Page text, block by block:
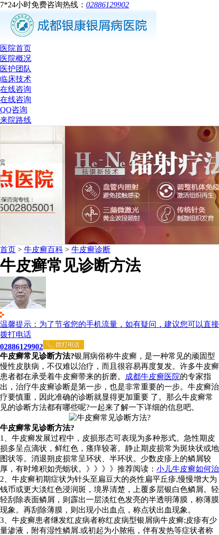
7*24小时免费咨询热线： 02886129902
医院首页
医院概况
医护团队
临床技术
在线咨询
在线咨询
QQ咨询
来院路线
首页 > 牛皮癣百科 > 牛皮癣诊断
牛皮癣常见诊断方法
温馨提示：为了节省您的手机流量，如有疑问，建议您可以直接
拨打电话
02886129902
牛皮癣常见诊断方法?银屑病俗称牛皮癣，是一种常见的顽固型
慢性皮肤病，不仅难以治疗，而且很容易再度复发。许多牛皮癣
患者都在承受着牛皮癣带来的折磨。
成都牛皮癣医院的专家指
出，治疗牛皮癣诊断是第一步，也是非常重要的一步。牛皮癣治
疗要慎重，因此准确的诊断就显得更加重要 了。那么牛皮癣常
见的诊断方法都有哪些呢?一起来了解一下详细的信息吧。
牛皮癣常见诊断方法?
1、牛皮癣发展过程中，皮损形态可表现为多种形式。急性期皮
损多呈点滴状，鲜红色，瘙痒较著。静止期皮损常为斑块状或地
图状等。消退朔皮损常呈环状、半环状。少数皮疹上的鳞屑较
厚，有时堆积如壳蛎状。》》》》推荐阅读： 小儿牛皮癣如何治
2、牛皮癣初期症状为针头至扁豆大的炎性扁平丘疹,慢慢增大为
钱币或更大淡红色浸润斑，境界清楚，上覆多层银白色鳞屑。轻
轻刮除表面鳞屑，则霹出一层淡红色发亮的半透明薄膜，称薄膜
现象。再刮除薄膜，则出现小出血点，称点状出血现象。
3、牛皮癣患者继发红皮病者称红皮病型银屑病牛皮癣;皮疹有少
量渗液，附有湿性鳞屑.或初起为小脓疱，伴有发热等症状者称